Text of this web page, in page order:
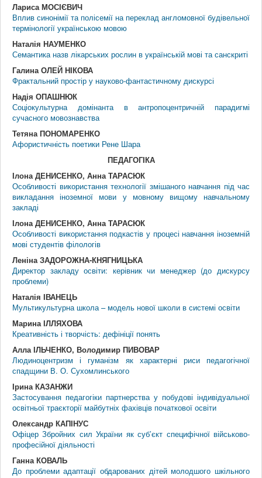
Лариса МОСІЄВИЧ
Вплив синонімії та полісемії на переклад англомовної будівельної
термінології українською мовою
Наталія НАУМЕНКО
Семантика назв лікарських рослин в українській мові та санскриті
Галина ОЛЕЙ НІКОВА
Фрактальний простір у науково-фантастичному дискурсі
Надія ОПАШНЮК
Соціокультурна домінанта в антропоцентричній парадигмі
сучасного мовознавства
Тетяна ПОНОМАРЕНКО
Афористичність поетики Рене Шара
ПЕДАГОГIКА
Ілона ДЕНИСЕНКО, Анна ТАРАСЮК
Особливості використання технології змішаного навчання під час
викладання іноземної мови у мовному вищому навчальному
закладі
Ілона ДЕНИСЕНКО, Анна ТАРАСЮК
Особливості використання подкастів у процесі навчання іноземній
мові студентів філологів
Леніна ЗАДОРОЖНА-КНЯГНИЦЬКА
Директор закладу освіти: керівник чи менеджер (до дискурсу
проблеми)
Наталія ІВАНЕЦЬ
Мультикультурна школа – модель нової школи в системі освіти
Марина ІЛЛЯХОВА
Креативність і творчість: дефініції понять
Алла ІЛЬЧЕНКО, Володимир ПИВОВАР
Людиноцентризм і гуманізм як характерні риси педагогічної
спадщини В. О. Сухомлинського
Ірина КАЗАНЖИ
Застосування педагогіки партнерства у побудові індивідуальної
освітньої траєкторії майбутніх фахівців початкової освіти
Олександр КАПІНУС
Офіцер Збройних сил України як суб’єкт специфічної військово-
професійної діяльності
Ганна КОВАЛЬ
До проблеми адаптації обдарованих дітей молодшого шкільного